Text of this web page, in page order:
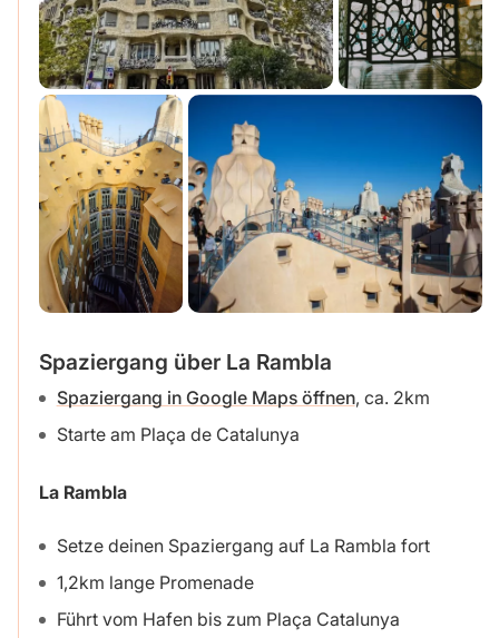
Spaziergang über La Rambla
Spaziergang in Google Maps öffnen, ca. 2km
Starte am Plaça de Catalunya
La Rambla
Setze deinen Spaziergang auf La Rambla fort
1,2km lange Promenade
Führt vom Hafen bis zum Plaça Catalunya